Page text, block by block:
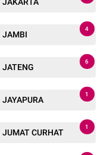
JAMBI
4
JATENG
6
JAYAPURA
1
JUMAT CURHAT
1